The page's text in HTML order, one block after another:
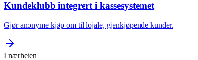
Kundeklubb integrert i kassesystemet
Gjør anonyme kjøp om til lojale, gjenkjøpende kunder.
I nærheten